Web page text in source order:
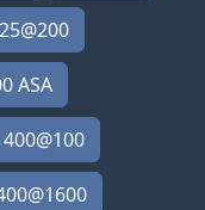
ASA
400@100